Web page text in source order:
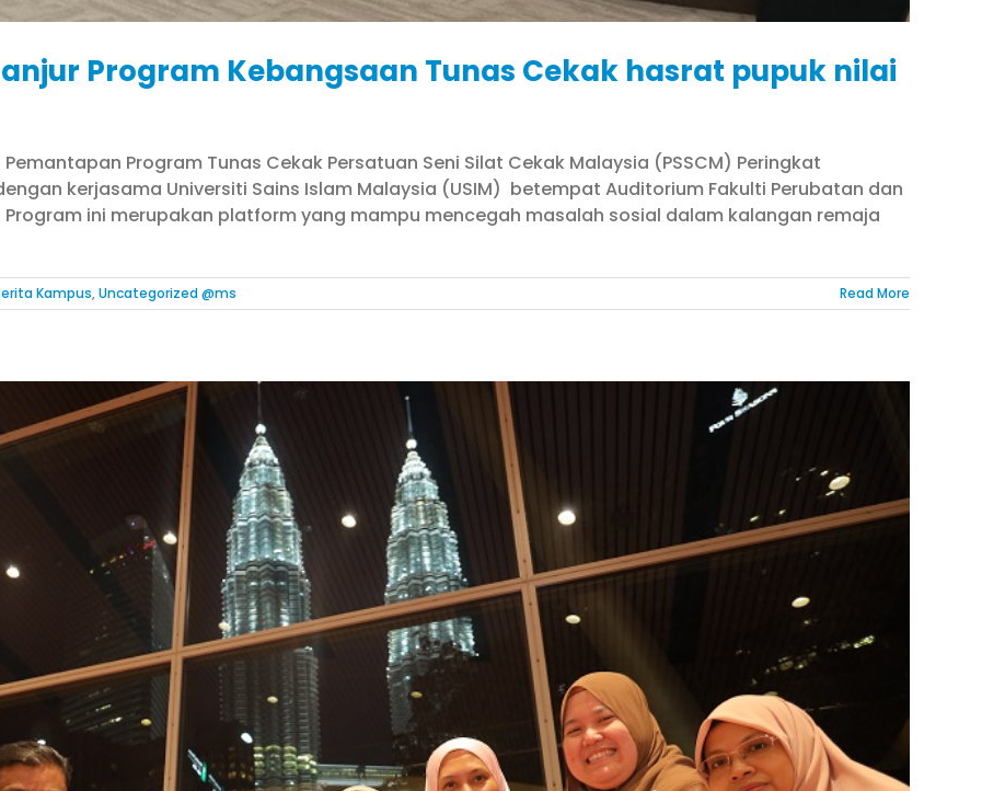
Program Kebangsaan Tunas Cekak hasrat pupuk nilai
Pemantapan Program Tunas Cekak Persatuan Seni Silat Cekak Malaysia (PSSCM) Peringkat
kerjasama Universiti Sains Islam Malaysia (USIM) betempat Auditorium Fakulti Perubatan dan
ini merupakan platform yang mampu mencegah masalah sosial dalam kalangan remaja
Kampus,Uncategorized @ms Read More